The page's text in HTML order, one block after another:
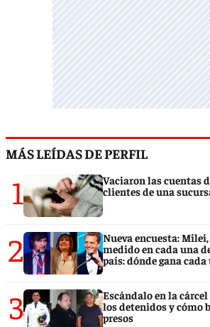
MÁS LEÍDAS DE PERFIL
1
Vaciaron las cuentas
clientes de una
2
Nueva encuesta:
medido en cada una
país: dónde gana cada
3
Escándalo en la
los detenidos y cómo
presos